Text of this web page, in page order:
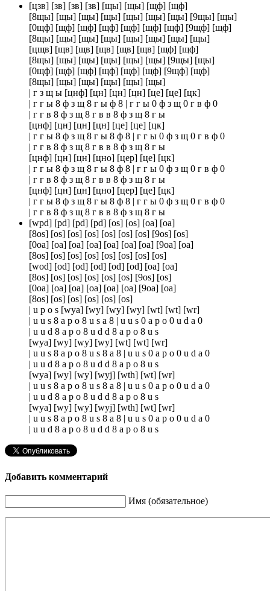
[цзв] [зв] [зв] [зв] [щы] [щы] [щф] [щф]
[8щы] [щы] [щы] [щы] [щы] [щы] [щы] [9щы] [щы]
[0щф] [щф] [щф] [щф] [щф] [щф] [щф] [9щф] [щф]
[8щы] [щы] [щы] [щы] [щы] [щы] [щы] [щы]
[цщв] [щв] [щв] [щв] [щв] [щв] [щф] [щф]
[8щы] [щы] [щы] [щы] [щы] [щы] [9щы] [щы]
[0щф] [щф] [щф] [щф] [щф] [щф] [9щф] [щф]
[8щы] [щы] [щы] [щы] [щы] [щы]
| г з щ ы [цнф] [цн] [цн] [цн] [це] [це] [цк]
| г г ы 8 ф з щ 8 г ы ф 8 | г г ы 0 ф з щ 0 г в ф 0
| г г в 8 ф з щ 8 г в в 8 ф з щ 8 г ы
[цнф] [цн] [цн] [цн] [це] [це] [цк]
| г г ы 8 ф з щ 8 г ы 8 ф 8 | г г ы 0 ф з щ 0 г в ф 0
| г г в 8 ф з щ 8 г в в 8 ф з щ 8 г ы
[цнф] [цн] [цн] [цно] [цер] [це] [цк]
| г г ы 8 ф з щ 8 г ы 8 ф 8 | г г ы 0 ф з щ 0 г в ф 0
| г г в 8 ф з щ 8 г в в 8 ф з щ 8 г ы
[цнф] [цн] [цн] [цно] [цер] [це] [цк]
| г г ы 8 ф з щ 8 г ы 8 ф 8 | г г ы 0 ф з щ 0 г в ф 0
| г г в 8 ф з щ 8 г в в 8 ф з щ 8 г ы
[wpd] [pd] [pd] [pd] [os] [os] [oa] [oa]
[8os] [os] [os] [os] [os] [os] [os] [9os] [os]
[0oa] [oa] [oa] [oa] [oa] [oa] [oa] [9oa] [oa]
[8os] [os] [os] [os] [os] [os] [os] [os]
[wod] [od] [od] [od] [od] [od] [oa] [oa]
[8os] [os] [os] [os] [os] [os] [9os] [os]
[0oa] [oa] [oa] [oa] [oa] [oa] [9oa] [oa]
[8os] [os] [os] [os] [os] [os]
| u p o s [wya] [wy] [wy] [wy] [wt] [wt] [wr]
| u u s 8 a p o 8 u s a 8 | u u s 0 a p o 0 u d a 0
| u u d 8 a p o 8 u d d 8 a p o 8 u s
[wya] [wy] [wy] [wy] [wt] [wt] [wr]
| u u s 8 a p o 8 u s 8 a 8 | u u s 0 a p o 0 u d a 0
| u u d 8 a p o 8 u d d 8 a p o 8 u s
[wya] [wy] [wy] [wyj] [wth] [wt] [wr]
| u u s 8 a p o 8 u s 8 a 8 | u u s 0 a p o 0 u d a 0
| u u d 8 a p o 8 u d d 8 a p o 8 u s
[wya] [wy] [wy] [wyj] [wth] [wt] [wr]
| u u s 8 a p o 8 u s 8 a 8 | u u s 0 a p o 0 u d a 0
| u u d 8 a p o 8 u d d 8 a p o 8 u s
Добавить комментарий
Имя (обязательное)